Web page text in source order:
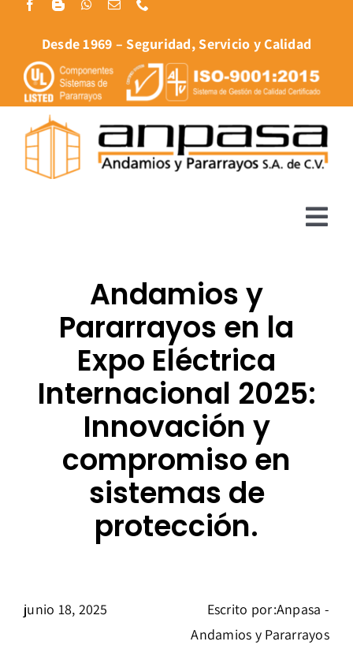
content
Desde 1969 – Seguridad, Servicio y Calidad
Andamios y
Pararrayos en la
Expo Eléctrica
Internacional 2025:
Innovación y
compromiso en
sistemas de
protección.
junio 18, 2025
Escrito por:Anpasa -
Andamios y Pararrayos